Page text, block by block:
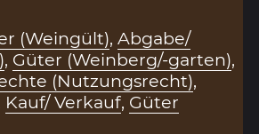
(Weingült),Abgabe/
, Güter (Weinberg/-garten),
(Nutzungsrecht),
Kauf/ Verkauf, Güter